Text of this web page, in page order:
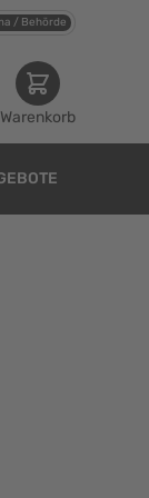
/ Behörde
Warenkorb